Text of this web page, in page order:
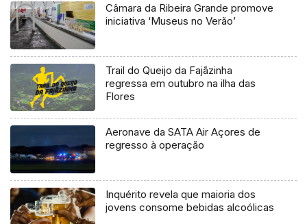
Câmara da Ribeira Grande promove
iniciativa ‘Museus no Verão’
Trail do Queijo da Fajãzinha
regressa em outubro na ilha das
Flores
Aeronave da SATA Air Açores de
regresso à operação
Inquérito revela que maioria dos
jovens consome bebidas alcoólicas